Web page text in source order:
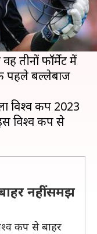
फिलहाल
टीम का अटूट
तीनों फॉर्मेट में
पहले बल्लेबाज
विश्व कप 2023
विश्व कप से
नहीं समझ
कप से बाहर